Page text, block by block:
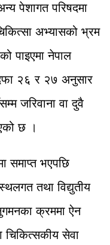
पेशागत परिषदमा
अभ्यासको भ्रम
पाइएमा नेपाल
२६ र २७ अनुसार
जरिवाना वा दुवै
छ ।
समाप्त भएपछि
तथा विद्युतीय
क्रममा ऐन
चिकित्सकीय सेवा